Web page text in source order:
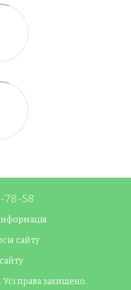
78-58
сайту
права захищено.